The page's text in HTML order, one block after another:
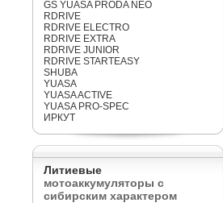
GS YUASA PRODA NEO
RDRIVE
RDRIVE ELECTRO
RDRIVE EXTRA
RDRIVE JUNIOR
RDRIVE STARTEASY
SHUBA
YUASA
YUASA ACTIVE
YUASA PRO-SPEC
ИРКУТ
Литиевые
мотоаккумуляторы с
сибирским характером